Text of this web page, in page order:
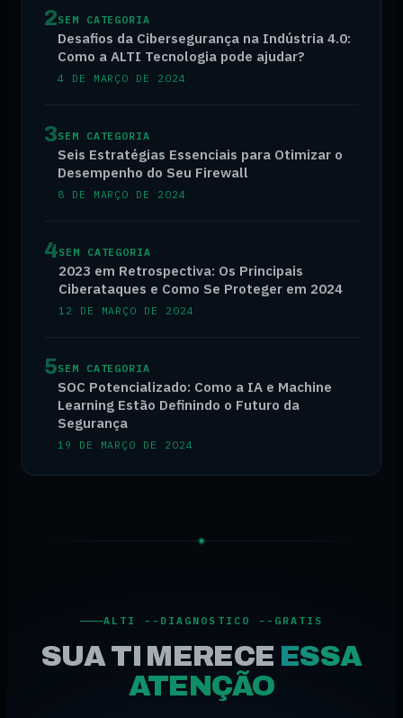
2SEM CATEGORIA
Desafios da Cibersegurança na Indústria 4.0:
Como a ALTI Tecnologia pode ajudar?
4 DE MARÇO DE 2024
3SEM CATEGORIA
Seis Estratégias Essenciais para Otimizar o
Desempenho do Seu Firewall
8 DE MARÇO DE 2024
4SEM CATEGORIA
2023 em Retrospectiva: Os Principais
Ciberataques e Como Se Proteger em 2024
12 DE MARÇO DE 2024
5SEM CATEGORIA
SOC Potencializado: Como a IA e Machine
Learning Estão Definindo o Futuro da
Segurança
19 DE MARÇO DE 2024
ALTI --DIAGNOSTICO --GRATIS
SUA TI MERECE ESSA
ATENÇÃO